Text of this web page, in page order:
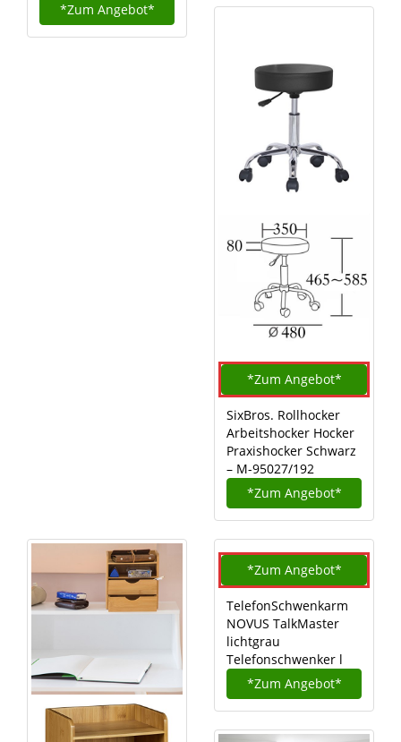
*Zum Angebot*
*Zum Angebot*
SixBros. Rollhocker
Arbeitshocker Hocker
Praxishocker Schwarz
– M-95027/192
*Zum Angebot*
*Zum Angebot*
TelefonSchwenkarm
NOVUS TalkMaster
lichtgrau
Telefonschwenker l
*Zum Angebot*